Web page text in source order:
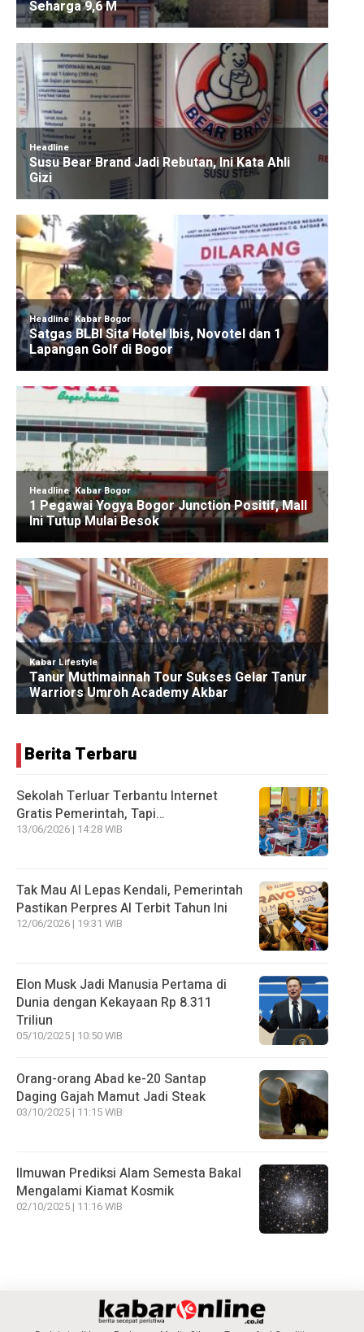
Berita Terbaru
Sekolah Terluar Terbantu Internet
Gratis Pemerintah, Tapi…
13/06/2026 | 14:28 WIB
Tak Mau AI Lepas Kendali, Pemerintah
Pastikan Perpres AI Terbit Tahun Ini
12/06/2026 | 19:31 WIB
Elon Musk Jadi Manusia Pertama di
Dunia dengan Kekayaan Rp 8.311
Triliun
05/10/2025 | 10:50 WIB
Orang-orang Abad ke-20 Santap
Daging Gajah Mamut Jadi Steak
03/10/2025 | 11:15 WIB
Ilmuwan Prediksi Alam Semesta Bakal
Mengalami Kiamat Kosmik
02/10/2025 | 11:16 WIB